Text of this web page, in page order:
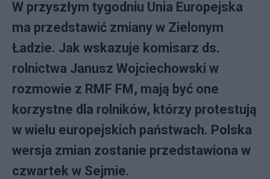
W przyszłym tygodniu Unia Europejska
ma przedstawić zmiany w Zielonym
Ładzie. Jak wskazuje komisarz ds.
rolnictwa Janusz Wojciechowski w
rozmowie z RMF FM, mają być one
korzystne dla rolników, którzy protestują
w wielu europejskich państwach. Polska
wersja zmian zostanie przedstawiona w
czwartek w Sejmie.